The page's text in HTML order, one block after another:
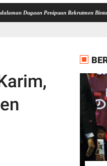
Penipuan Rekrutmen Bintara di Polda